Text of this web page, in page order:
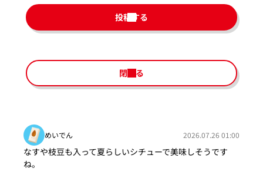
投稿する
閉じる
めいでん 2026.07.26 01:00
なすや枝豆も入って夏らしいシチューで美味しそうです
ね。